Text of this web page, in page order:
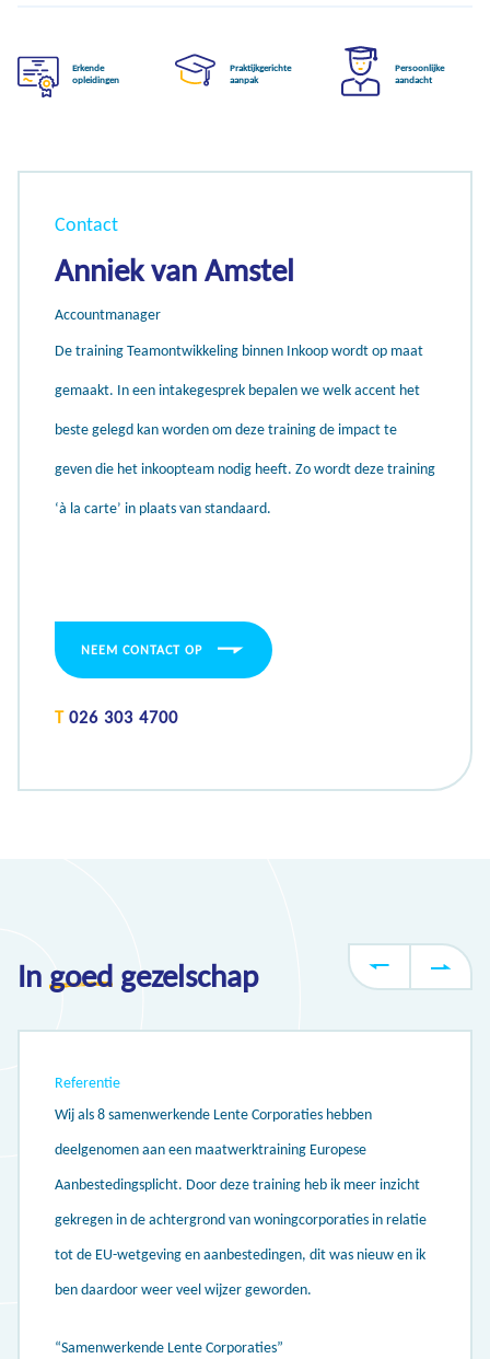
Erkende
opleidingen
Praktijkgerichte
aanpak
Persoonlijke
aandacht
Contact
Anniek van Amstel
Accountmanager
De training Teamontwikkeling binnen Inkoop wordt op maat
gemaakt. In een intakegesprek bepalen we welk accent het
beste gelegd kan worden om deze training de impact te
geven die het inkoopteam nodig heeft. Zo wordt deze training
‘à la carte’ in plaats van standaard.
NEEM CONTACT OP
T 026 303 4700
Referentie
Wij als 8 samenwerkende Lente Corporaties hebben
deelgenomen aan een maatwerktraining Europese
Aanbestedingsplicht. Door deze training heb ik meer inzicht
gekregen in de achtergrond van woningcorporaties in relatie
tot de EU-wetgeving en aanbestedingen, dit was nieuw en ik
ben daardoor weer veel wijzer geworden.
“Samenwerkende Lente Corporaties”
Ingoed gezelschap